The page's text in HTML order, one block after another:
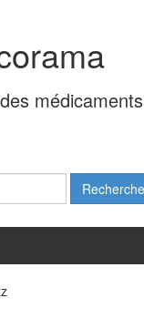
médicaments